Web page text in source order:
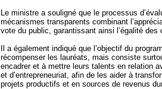
Le ministre a souligné que le processus
mécanismes transparents combinant
vote du public, garantissant ainsi l’égalité
Il a également indiqué que l’objectif du
récompenser les lauréats, mais consiste
encadrer et à mettre leurs talents en relation
et d’entrepreneuriat, afin de les aider à
projets productifs et en sources de revenus